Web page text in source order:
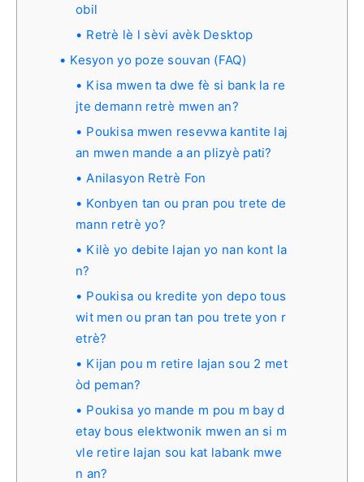
obil
Retrè lè l sèvi avèk Desktop
Kesyon yo poze souvan (FAQ)
Kisa mwen ta dwe fè si bank la re
jte demann retrè mwen an?
Poukisa mwen resevwa kantite laj
an mwen mande a an plizyè pati?
Anilasyon Retrè Fon
Konbyen tan ou pran pou trete de
mann retrè yo?
Kilè yo debite lajan yo nan kont la
n?
Poukisa ou kredite yon depo tous
wit men ou pran tan pou trete yon r
etrè?
Kijan pou m retire lajan sou 2 met
òd peman?
Poukisa yo mande m pou m bay d
etay bous elektwonik mwen an si m
vle retire lajan sou kat labank mwe
n an?